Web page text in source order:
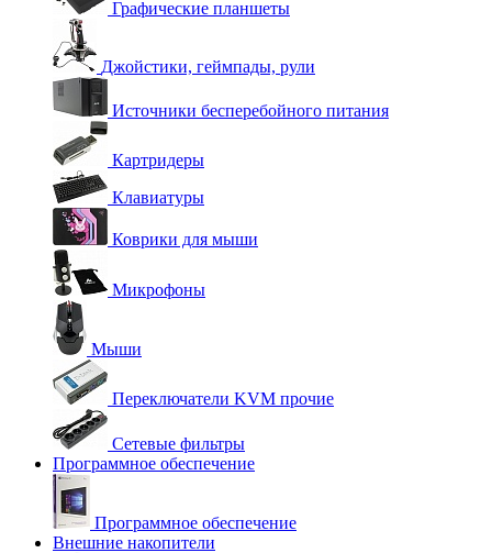
Графические планшеты
Джойстики, геймпады, рули
Источники бесперебойного питания
Картридеры
Клавиатуры
Коврики для мыши
Микрофоны
Мыши
Переключатели KVM прочие
Сетевые фильтры
Программное обеспечение
Программное обеспечение
Внешние накопители